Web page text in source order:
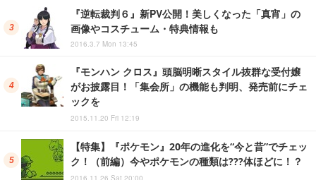
『逆転裁判６』新PV公開！美しくなった「真宵」の
画像やコスチューム・特典情報も
2016.3.7 Mon 13:45
『モンハン クロス』頭脳明晰スタイル抜群な受付嬢
がお披露目！「集会所」の機能も判明、発売前にチェ
ックを
2015.11.20 Fri 12:19
【特集】『ポケモン』20年の進化を“今と昔”でチェッ
ク！（前編）今やポケモンの種類は???体ほどに！？
2016.11.26 Sat 20:00